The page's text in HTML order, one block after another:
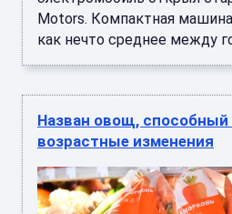
Motors. Компактная
как нечто среднее между
Назван овощ, способный
возрастные изменения